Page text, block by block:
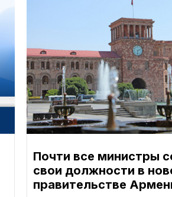
Почти все министры
свои должности в
правительстве